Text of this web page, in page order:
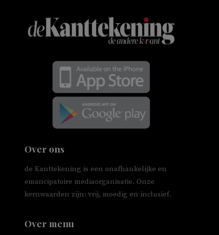
Over ons
de Kanttekening is een onafhankelijke en
emancipatoire mediaorganisatie. Onze
kernwaarden zijn: vrij, moedig en inclusief.
Over menu